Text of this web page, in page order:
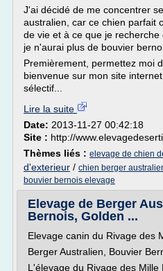
J'ai décidé de me concentrer
australien, car ce chien parfait
de vie et à ce que je
je n'aurai plus de bouvier
Premièrement, permettez moi
bienvenue sur mon site
sélectif...
Lire la suite
Date: 2013-11-27 00:42:18
Site : http://
Thèmes liés : elevage de chien
d'exterieur / chien berger
bouvier bernois elevage
Elevage de Berger
Bernois, Golden ...
Elevage canin du Rivage des
Berger Australien, Bouvier
L'élevage du Rivage des